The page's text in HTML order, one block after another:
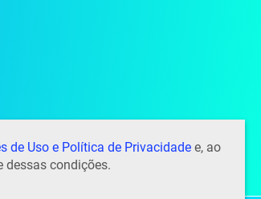
de Uso e Política de Privacidade e, ao
dessas condições.